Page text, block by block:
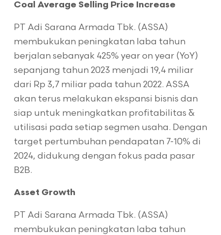
Coal Average Selling Price Increase
PT Adi Sarana Armada Tbk. (ASSA)
membukukan peningkatan laba tahun
berjalan sebanyak 425% year on year (YoY)
sepanjang tahun 2023 menjadi 19,4 miliar
dari Rp 3,7 miliar pada tahun 2022. ASSA
akan terus melakukan ekspansi bisnis dan
siap untuk meningkatkan profitabilitas &
utilisasi pada setiap segmen usaha. Dengan
target pertumbuhan pendapatan 7-10% di
2024, didukung dengan fokus pada pasar
B2B.
Asset Growth
PT Adi Sarana Armada Tbk. (ASSA)
membukukan peningkatan laba tahun